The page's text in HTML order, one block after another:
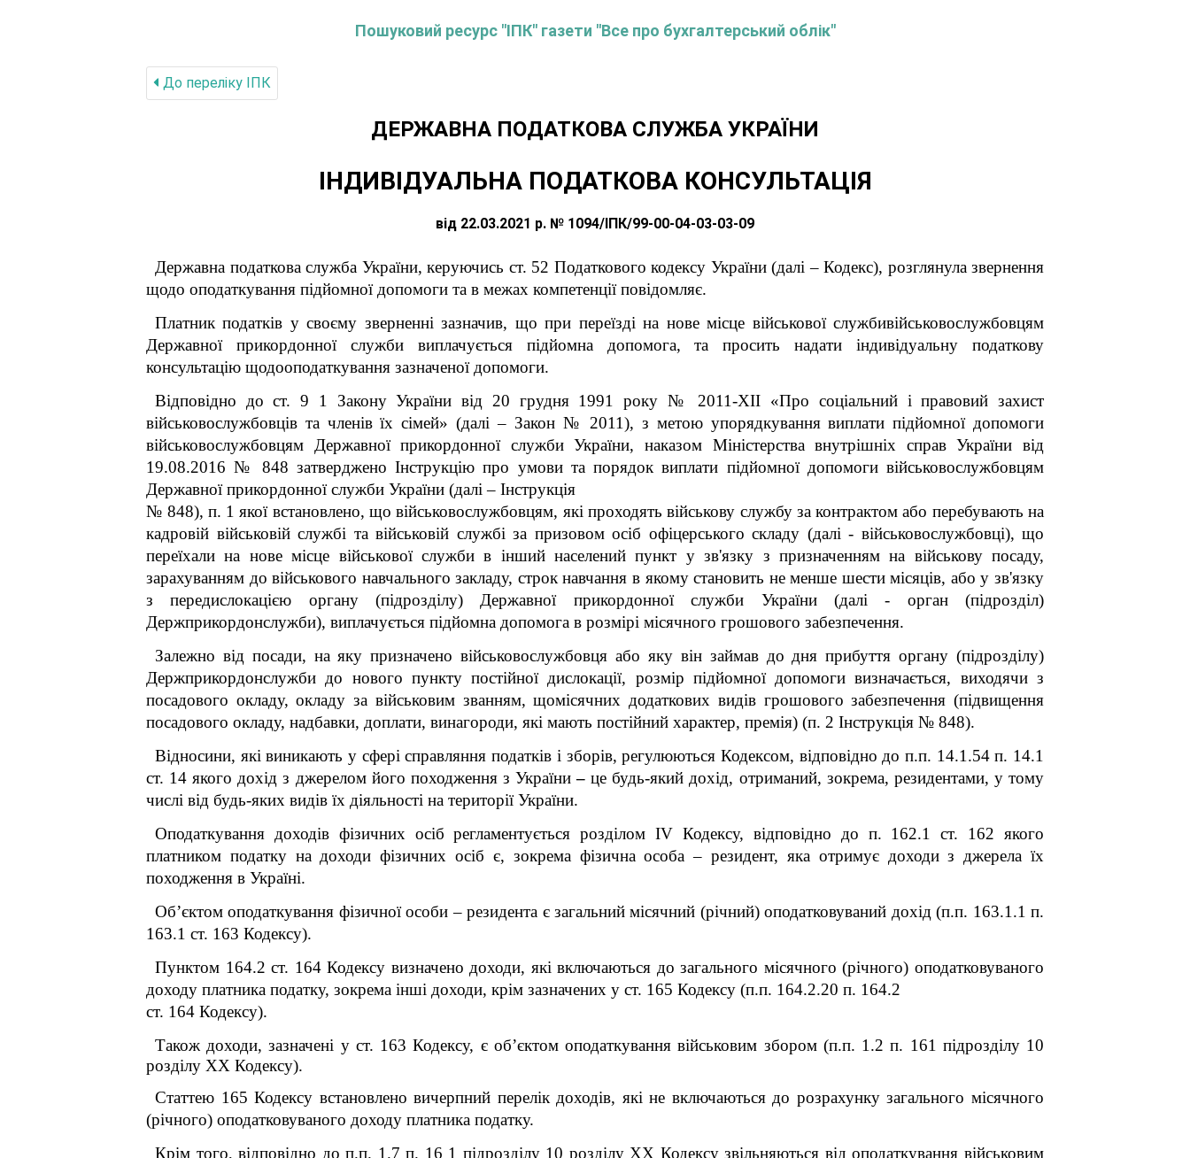
Пошуковий ресурс "ІПК" газети "Все про бухгалтерський облік"
До переліку IПК
ДЕРЖАВНА ПОДАТКОВА СЛУЖБА УКРАЇНИ
ІНДИВІДУАЛЬНА ПОДАТКОВА КОНСУЛЬТАЦІЯ
від 22.03.2021 р. № 1094/ІПК/99-00-04-03-03-09
Державна податкова служба України, керуючись ст. 52 Податкового кодексу України (далі – Кодекс), розглянула звернення
щодо оподаткування підйомної допомоги та в межах компетенції повідомляє.
Платник податків у своєму зверненні зазначив, що при переїзді на нове місце військової службивійськовослужбовцям
Державної прикордонної служби виплачується підйомна допомога, та просить надати індивідуальну податкову
консультацію щодооподаткування зазначеної допомоги.
Відповідно до ст. 9 1
Закону України від 20 грудня 1991 року № 2011-XII «Про соціальний і правовий захист
військовослужбовців та членів їх сімей» (далі – Закон № 2011), з метою упорядкування виплати підйомної допомоги
військовослужбовцям Державної прикордонної служби України, наказом Міністерства внутрішніх справ України від
19.08.2016 № 848 затверджено Інструкцію про умови та порядок виплати підйомної допомоги військовослужбовцям
Державної прикордонної служби України (далі – Інструкція
№ 848), п. 1 якої встановлено, що військовослужбовцям, які проходять військову службу за контрактом або перебувають на
кадровій військовій службі та військовій службі за призовом осіб офіцерського складу (далі - військовослужбовці), що
переїхали на нове місце військової служби в інший населений пункт у зв'язку з призначенням на військову посаду,
зарахуванням до військового навчального закладу, строк навчання в якому становить не менше шести місяців, або у зв'язку
з передислокацією органу (підрозділу) Державної прикордонної служби України (далі - орган (підрозділ)
Держприкордонслужби), виплачується підйомна допомога в розмірі місячного грошового забезпечення.
Залежно від посади, на яку призначено військовослужбовця або яку він займав до дня прибуття органу (підрозділу)
Держприкордонслужби до нового пункту постійної дислокації, розмір підйомної допомоги визначається, виходячи з
посадового окладу, окладу за військовим званням, щомісячних додаткових видів грошового забезпечення (підвищення
посадового окладу, надбавки, доплати, винагороди, які мають постійний характер, премія) (п. 2 Інструкція № 848).
Відносини, які виникають у сфері справляння податків і зборів, регулюються Кодексом, відповідно до п.п. 14.1.54 п. 14.1
ст. 14 якого дохід з джерелом його походження з України– це будь-який дохід, отриманий, зокрема, резидентами, у тому
числі від будь-яких видів їх діяльності на території України.
Оподаткування доходів фізичних осіб регламентується розділом IV Кодексу, відповідно до п. 162.1 ст. 162 якого
платником податку на доходи фізичних осіб є, зокрема фізична особа – резидент, яка отримує доходи з джерела їх
походження в Україні.
Об’єктом оподаткування фізичної особи – резидента є загальний місячний (річний) оподатковуваний дохід (п.п. 163.1.1 п.
163.1 ст. 163 Кодексу).
Пунктом 164.2 ст. 164 Кодексу визначено доходи, які включаються до загального місячного (річного) оподатковуваного
доходу платника податку, зокрема інші доходи, крім зазначених у ст. 165 Кодексу (п.п. 164.2.20 п. 164.2
ст. 164 Кодексу).
Також доходи, зазначені у ст. 163 Кодексу, є об’єктом оподаткування військовим збором (п.п. 1.2 п. 161 підрозділу 10
розділу XX Кодексу).
Статтею 165 Кодексу встановлено вичерпний перелік доходів, які не включаються до розрахунку загального місячного
(річного) оподатковуваного доходу платника податку.
Крім того, відповідно до п.п. 1.7 п. 16 1 підрозділу 10 розділу XX Кодексу звільняються від оподаткування військовим